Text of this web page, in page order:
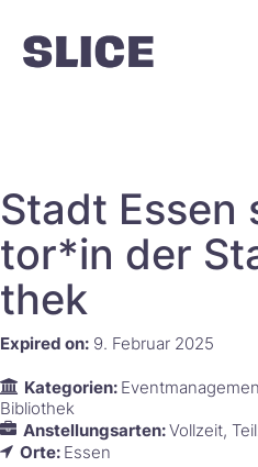
Stadt
tor*in der
thek
Expired on: 9. Februar 2025
Kategorien:
Bibliothek
Anstellungsarten:Vollzeit
Orte: Essen